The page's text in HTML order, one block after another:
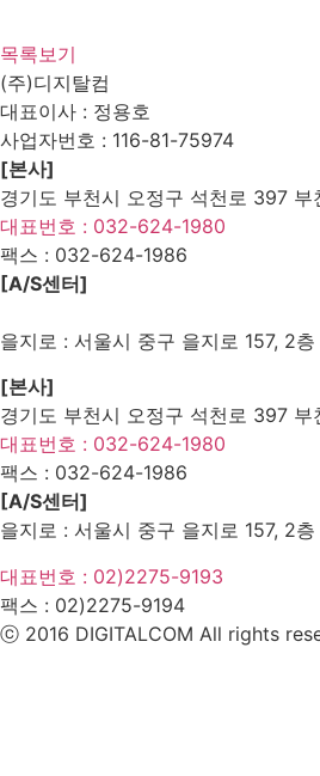
목록보기
(주)디지탈컴
대표이사 : 정용호
사업자번호 : 116-81-75974
[본사]
경기도 부천시 오정구 석천로 397
대표번호 : 032-624-1980
팩스 : 032-624-1986
[A/S센터]
을지로 : 서울시 중구 을지로 157, 2
[본사]
경기도 부천시 오정구 석천로 397
대표번호 : 032-624-1980
팩스 : 032-624-1986
[A/S센터]
을지로 : 서울시 중구 을지로 157, 2
대표번호 : 02)2275-9193
팩스 : 02)2275-9194​
ⓒ 2016 DIGITALCOM All rights